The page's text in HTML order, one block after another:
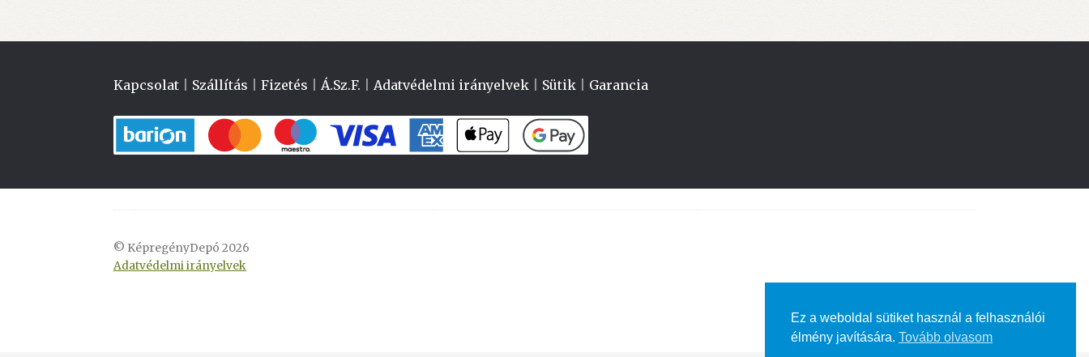
Kapcsolat Szállítás |Fizetés |Á.Sz.F. |Adatvédelmi irányelvek Sütik Garancia
© KépregényDepó 2026
Adatvédelmi irányelvek
Ez a weboldal sütiket használ a felhasználói
élmény javítására. Tovább olvasom